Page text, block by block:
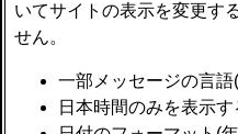
いてサイトの表示を変更す
せん。
一部メッセージの言
日本時間のみを表示